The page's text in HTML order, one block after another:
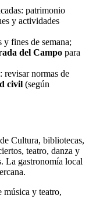
patrimonio
y actividades
fines de semana;
del Campo para
revisar normas de
civil (según
Cultura, bibliotecas,
teatro, danza y
La gastronomía local
música y teatro,